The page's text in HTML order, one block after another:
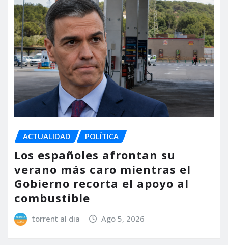
ACTUALIDAD POLÍTICA
Los españoles afrontan su
verano más caro mientras el
Gobierno recorta el apoyo al
combustible
torrent al dia Ago 5, 2026